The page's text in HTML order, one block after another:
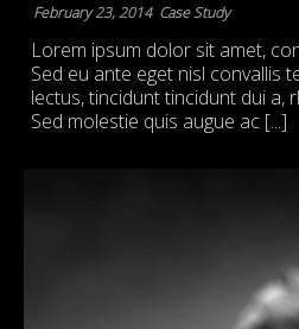
February 23, 2014 Case Study
Lorem ipsum dolor sit amet,
Sed eu ante eget nisl convallis
lectus, tincidunt tincidunt dui a,
Sed molestie quis augue ac [...]